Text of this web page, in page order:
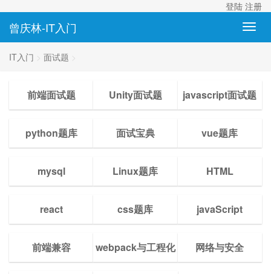
登陆 注册
曾庆林-IT入门
IT入门 > 面试题 >
前端面试题 Unity面试题 javascript面试题
python题库 面试宝典 vue题库
mysql Linux题库 HTML
react css题库 javaScript
前端兼容 webpack与工程化 网络与安全